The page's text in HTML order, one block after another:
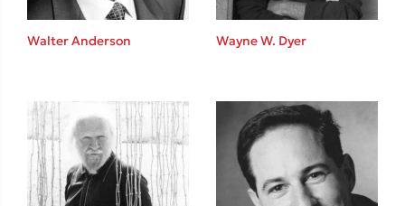
Η μέθοδος Αφήστε τους
Δημοφιλείς Συγγραφείς
Φυστίκι ΠουΚυλάει
Walter Anderson Wayne W. Dyer